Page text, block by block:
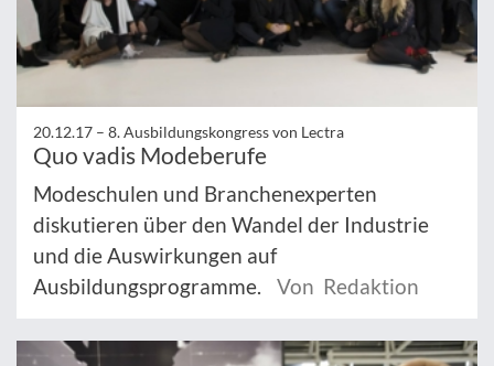
20.12.17 – 8. Ausbildungskongress von Lectra
Quo vadis Modeberufe
Modeschulen und Branchenexperten
diskutieren über den Wandel der Industrie
und die Auswirkungen auf
Ausbildungsprogramme.
Von Redaktion